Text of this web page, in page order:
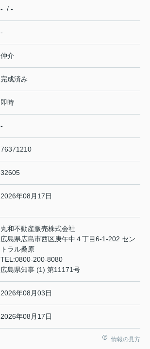
- / -
-
仲介
完成済み
即時
-
76371210
32605
2026年08月17日
丸和不動産販売株式会社
広島県広島市西区庚午中４丁目6-1-202 セン
トラル桑原
TEL:0800-200-8080
広島県知事 (1) 第11171号
2026年08月03日
2026年08月17日
情報の見方